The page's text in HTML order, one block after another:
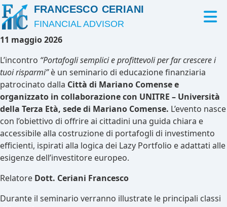
FRANCESCO CERIANI
FINANCIAL ADVISOR
11 maggio 2026
L’incontro “Portafogli semplici e profittevoli per far crescere i
tuoi risparmi”è un seminario di educazione finanziaria
patrocinato dalla Città di Mariano Comense e
organizzato in collaborazione con UNITRE – Università
della Terza Età, sede di Mariano Comense. L’evento nasce
con l’obiettivo di offrire ai cittadini una guida chiara e
accessibile alla costruzione di portafogli di investimento
efficienti, ispirati alla logica dei Lazy Portfolio e adattati alle
esigenze dell’investitore europeo.
Relatore Dott. Ceriani Francesco
Durante il seminario verranno illustrate le principali classi